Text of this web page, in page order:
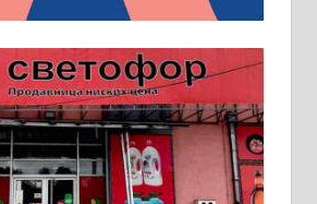
завршних радова
хидроизолације и
061/25-28-058
потребан возач са Б